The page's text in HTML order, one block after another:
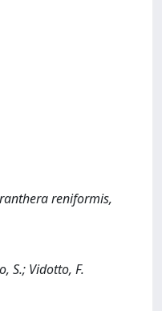
reniformis,
S.; Vidotto, F.